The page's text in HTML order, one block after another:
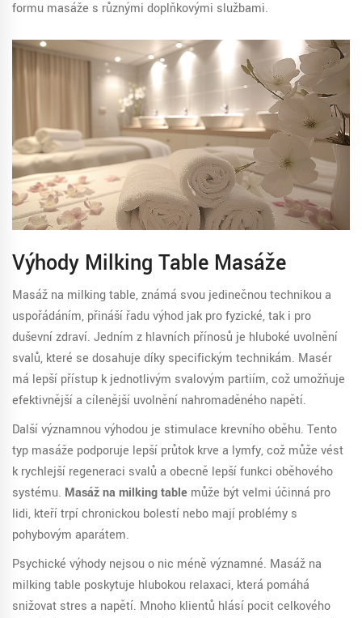
formu masáže s různými doplňkovými službami.
Výhody Milking Table Masáže
Masáž na milking table, známá svou jedinečnou technikou a
uspořádáním, přináší řadu výhod jak pro fyzické, tak i pro
duševní zdraví. Jedním z hlavních přínosů je hluboké uvolnění
svalů, které se dosahuje díky specifickým technikám. Masér
má lepší přístup k jednotlivým svalovým partiím, což umožňuje
efektivnější a cílenější uvolnění nahromaděného napětí.
Další významnou výhodou je stimulace krevního oběhu. Tento
typ masáže podporuje lepší průtok krve a lymfy, což může vést
k rychlejší regeneraci svalů a obecně lepší funkci oběhového
systému. Masáž na milking table může být velmi účinná pro
lidi, kteří trpí chronickou bolestí nebo mají problémy s
pohybovým aparátem.
Psychické výhody nejsou o nic méně významné. Masáž na
milking table poskytuje hlubokou relaxaci, která pomáhá
snižovat stres a napětí. Mnoho klientů hlásí pocit celkového